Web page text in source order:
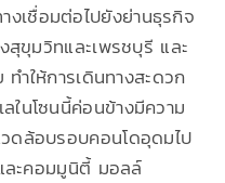
งเชื่อมต่อไปยังย่านธุรกิจ
สุขุมวิทและเพรชบุรี และ
ำให้การเดินทางสะดวก
ลในโซนนี้ค่อนข้างมีความ
ดล้อบรอบคอนโดอุดมไป
ละคอมมูนิตี้ มอลล์